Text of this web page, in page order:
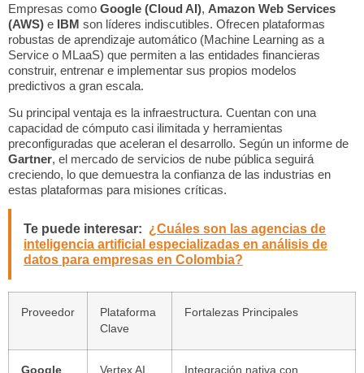
Empresas como Google (Cloud AI), Amazon Web Services
(AWS) e IBM son líderes indiscutibles. Ofrecen plataformas
robustas de aprendizaje automático (Machine Learning as a
Service o MLaaS) que permiten a las entidades financieras
construir, entrenar e implementar sus propios modelos
predictivos a gran escala.
Su principal ventaja es la infraestructura. Cuentan con una
capacidad de cómputo casi ilimitada y herramientas
preconfiguradas que aceleran el desarrollo. Según un informe de
Gartner, el mercado de servicios de nube pública seguirá
creciendo, lo que demuestra la confianza de las industrias en
estas plataformas para misiones críticas.
Te puede interesar: ¿Cuáles son las agencias de
inteligencia artificial especializadas en análisis de
datos para empresas en Colombia?
Proveedor
Plataforma
Clave
Fortalezas Principales
Google
Vertex AI
Integración nativa con